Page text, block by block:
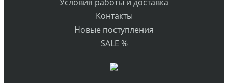
Контакты
Новые поступления
SALE %